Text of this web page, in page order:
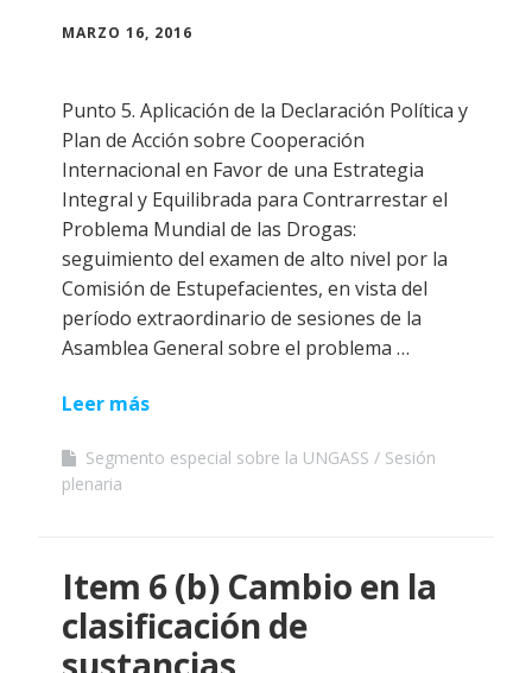
MARZO 16, 2016
Punto 5. Aplicación de la Declaración Política y
Plan de Acción sobre Cooperación
Internacional en Favor de una Estrategia
Integral y Equilibrada para Contrarrestar el
Problema Mundial de las Drogas:
seguimiento del examen de alto nivel por la
Comisión de Estupefacientes, en vista del
período extraordinario de sesiones de la
Asamblea General sobre el problema …
Leer más
Segmento especial sobre la UNGASS
Sesión
plenaria
Item 6 (b) Cambio en la
clasificación de